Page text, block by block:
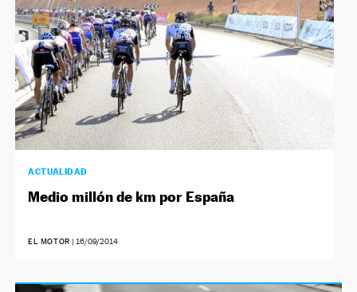
ACTUALIDAD
Medio millón de km por España
EL MOTOR | 16/09/2014